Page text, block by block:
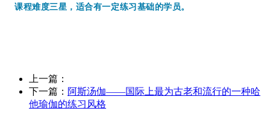
课程难度三星，适合有一定练习基础的学员。
上一篇：
下一篇： 阿斯汤伽——国际上最为古老和流行的一种哈
他瑜伽的练习风格